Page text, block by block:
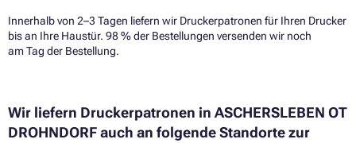
Innerhalb von 2–3 Tagen liefern wir Druckerpatronen für Ihren Drucker
bis an Ihre Haustür. 98 % der Bestellungen versenden wir noch
am Tag der Bestellung.​
Wir liefern Druckerpatronen in ASCHERSLEBEN OT
DROHNDORF auch an folgende Standorte zur